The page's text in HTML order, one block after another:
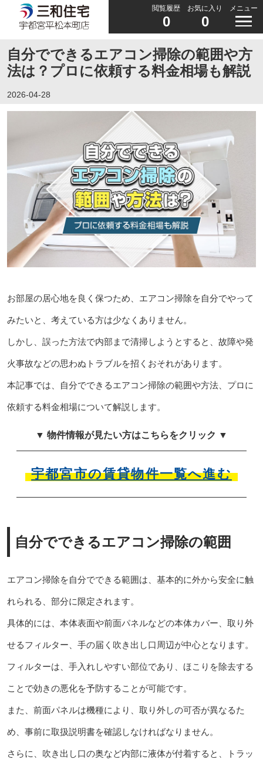
閲覧履歴
0
お気に入り
0
メニュー
自分でできるエアコン掃除の範囲や方
法は？プロに依頼する料金相場も解説
2026-04-28
お部屋の居心地を良く保つため、エアコン掃除を自分でやって
みたいと、考えている方は少なくありません。
しかし、誤った方法で内部まで清掃しようとすると、故障や発
火事故などの思わぬトラブルを招くおそれがあります。
本記事では、自分でできるエアコン掃除の範囲や方法、プロに
依頼する料金相場について解説します。
▼ 物件情報が見たい方はこちらをクリック ▼
宇都宮市の賃貸物件一覧へ進む
自分でできるエアコン掃除の範囲
エアコン掃除を自分でできる範囲は、基本的に外から安全に触
れられる、部分に限定されます。
具体的には、本体表面や前面パネルなどの本体カバー、取り外
せるフィルター、手の届く吹き出し口周辺が中心となります。
フィルターは、手入れしやすい部位であり、ほこりを除去する
ことで効きの悪化を予防することが可能です。
また、前面パネルは機種により、取り外しの可否が異なるた
め、事前に取扱説明書を確認しなければなりません。
さらに、吹き出し口の奥など内部に液体が付着すると、トラッ